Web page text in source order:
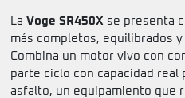
La Voge SR450X se presenta
más completos, equilibrados
Combina un motor vivo con
parte ciclo con capacidad real
asfalto, un equipamiento que